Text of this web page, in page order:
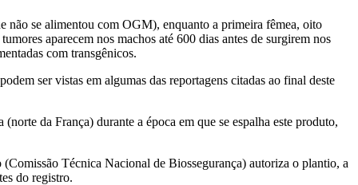
se alimentou com OGM), enquanto a primeira fêmea, oito
aparecem nos machos até 600 dias antes de surgirem nos
com transgênicos.
ser vistas em algumas das reportagens citadas ao final deste
da França) durante a época em que se espalha este produto,
Técnica Nacional de Biossegurança) autoriza o plantio, a
do registro.